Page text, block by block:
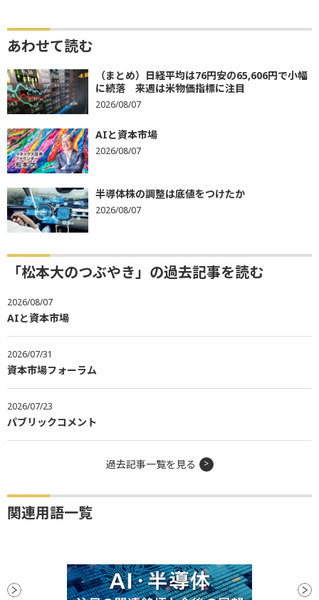
あわせて読む
（まとめ）日経平均は76円安の65,606円で小幅
に続落 来週は米物価指標に注目
2026/08/07
AIと資本市場
2026/08/07
半導体株の調整は底値をつけたか
2026/08/07
「松本大のつぶやき」の過去記事を読む
2026/08/07
AIと資本市場
2026/07/31
資本市場フォーラム
2026/07/23
パブリックコメント
過去記事一覧を見る
関連用語一覧